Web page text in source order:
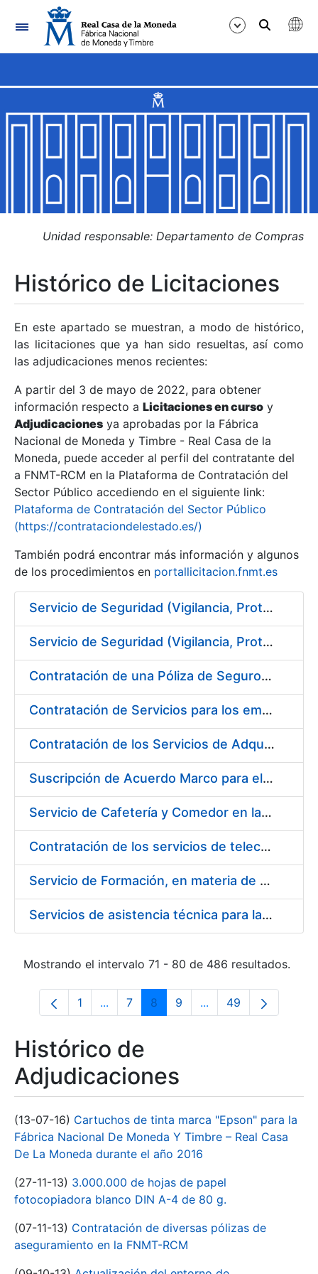
Navegación
Mostrar/Ocultar
Mostrar/Ocultar
Mostrar/Ocultar
Mostrar/Ocultar
Mostrar/Ocultar
Mostrar/Ocultar
Unidad responsable: Departamento de Compras
Histórico de Licitaciones
En este apartado se muestran, a modo de histórico,
las licitaciones que ya han sido resueltas, así como
las adjudicaciones menos recientes:
A partir del 3 de mayo de 2022, para obtener
información respecto a Licitaciones en curso y
Adjudicaciones ya aprobadas por la Fábrica
Nacional de Moneda y Timbre - Real Casa de la
Moneda, puede acceder al perfil del contratante del
a FNMT-RCM en la Plataforma de Contratación del
Sector Público accediendo en el siguiente link:
Plataforma de Contratación del Sector Público
(https://contrataciondelestado.es/)
También podrá encontrar más información y algunos
de los procedimientos en portallicitacion.fnmt.es
Servicio de Seguridad (Vigilancia, Protección y Control) en los centros de la FNMT-RCM en Burgos
Servicio de Seguridad (Vigilancia, Protección y Control) en los centros de la FNMT-RCM en Madrid
Contratación de una Póliza de Seguro Colectivo de Asistencia Sanitaria para la Fábrica Nacional de Moneda y Timbre – Real Casa de la Moneda
Contratación de Servicios para los empleados de la Fábrica Nacional de Moneda y Timbre-Real Casa de la Moneda para el año 2020, en ejecución de la sentencia número 511/2020 de la Sala de lo Social del Tribunal Supremo (Cesta de Navidad)
Contratación de los Servicios de Adquisición, Renovación y Mantenimiento de Licencias Software de Ofimática ( 2 lotes)
Suscripción de Acuerdo Marco para el Suministro de Material de Acero Inoxidable de la Entidad Pública Empresarial Fábrica Nacional de Moneda y Timbre-Real Casa de la Moneda (FNMT-RCM)
Servicio de Cafetería y Comedor en la sede central de la Fábrica Nacional de Moneda y Timbre-Real Casa de la Moneda en Madrid
Contratación de los servicios de telecomunicaciones para la FNMT-RCM
Servicio de Formación, en materia de Prevención de Riesgos Laborales, de Cursos de Operador de Carretillas de Manutención, Puente Grúa, Polipastos y Plataformas Móviles de Personal (PEMP), en su sede de Madrid y Burgos
Servicios de asistencia técnica para la realización de análisis de las aguas potables
Mostrando el intervalo 71 - 80 de 486 resultados.
Página
1 ...Páginas intermedias Use TAB para
Página
7 Página
8 Página
9 ...Páginas intermedias
Página
49
Histórico de
Adjudicaciones
(13-07-16) Cartuchos de tinta marca "Epson" para la
Fábrica Nacional De Moneda Y Timbre – Real Casa
De La Moneda durante el año 2016
(27-11-13) 3.000.000 de hojas de papel
fotocopiadora blanco DIN A-4 de 80 g.
(07-11-13) Contratación de diversas pólizas de
aseguramiento en la FNMT-RCM